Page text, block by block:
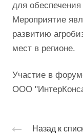
для
Мероприятие
развитию
мест в регионе.
Участие в
ООО
Назад к